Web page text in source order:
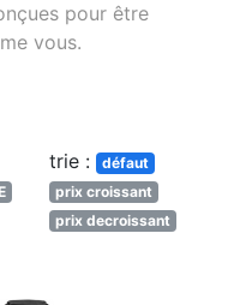
pour être
vous.
trie : défaut
prix croissant
prix decroissant